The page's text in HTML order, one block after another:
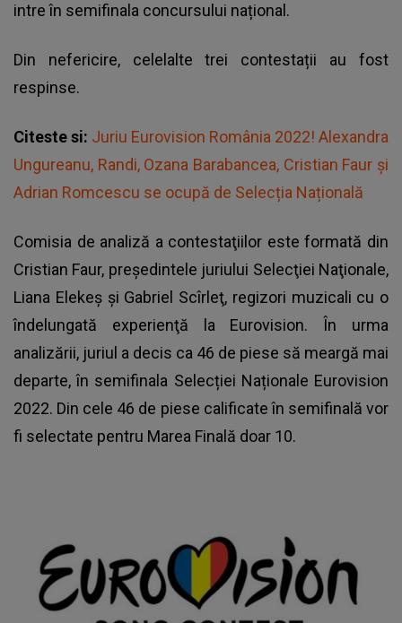
intre în semifinala concursului național.
Din nefericire, celelalte trei contestații au fost
respinse.
Citeste si: Juriu Eurovision România 2022! Alexandra
Ungureanu, Randi, Ozana Barabancea, Cristian Faur şi
Adrian Romcescu se ocupă de Selecția Națională
Comisia de analiză a contestaţiilor este formată din
Cristian Faur, preşedintele juriului Selecţiei Naţionale,
Liana Elekeş şi Gabriel Scîrleţ, regizori muzicali cu o
îndelungată experienţă la Eurovision. În urma
analizării, juriul a decis ca 46 de piese să meargă mai
departe, în semifinala Selecției Naționale Eurovision
2022. Din cele 46 de piese calificate în semifinală vor
fi selectate pentru Marea Finală doar 10.